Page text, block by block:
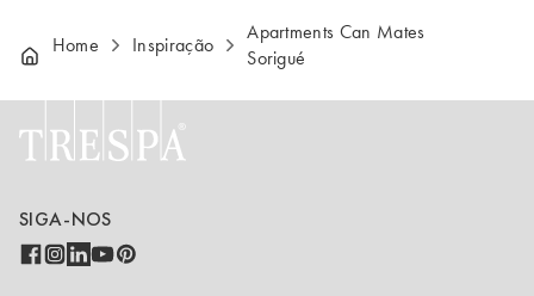
Home Inspiração
Apartments Can Mates
Sorigué
SIGA-NOS